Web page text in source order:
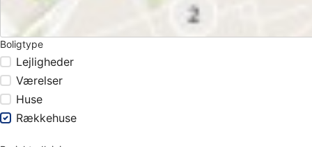
Boligtype
Lejligheder
Værelser
Huse
Rækkehuse